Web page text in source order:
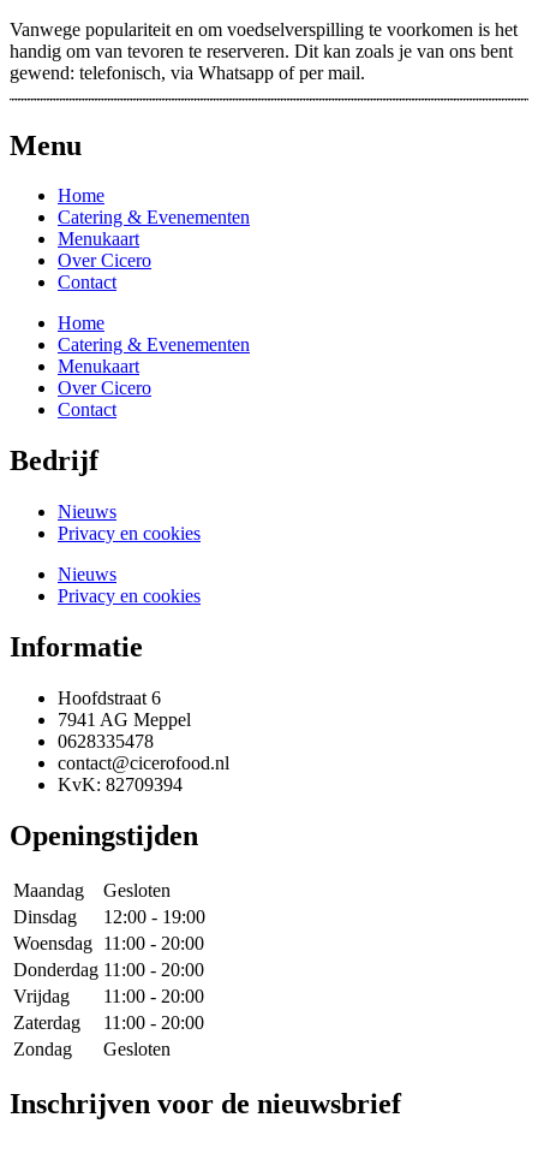
Vanwege populariteit en om voedselverspilling te voorkomen is het
handig om van tevoren te reserveren. Dit kan zoals je van ons bent
gewend: telefonisch, via Whatsapp of per mail.
Menu
Home
Catering & Evenementen
Menukaart
Over Cicero
Contact
Home
Catering & Evenementen
Menukaart
Over Cicero
Contact
Bedrijf
Nieuws
Privacy en cookies
Nieuws
Privacy en cookies
Informatie
Hoofdstraat 6
7941 AG Meppel
0628335478
contact@cicerofood.nl
KvK: 82709394
Openingstijden
Maandag
Gesloten
Dinsdag
12:00 - 19:00
Woensdag 11:00 - 20:00
Donderdag 11:00 - 20:00
Vrijdag
11:00 - 20:00
Zaterdag
11:00 - 20:00
Zondag
Gesloten
Inschrijven voor de nieuwsbrief